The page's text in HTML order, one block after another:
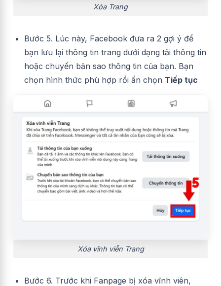
Xóa Trang
Bước 5. Lúc này, Facebook đưa ra 2 gợi ý để
bạn lưu lại thông tin trang dưới dạng tải thông tin
hoặc chuyển bản sao thông tin của bạn. Bạn
chọn hình thức phù hợp rồi ấn chọn Tiếp tục
Xóa vĩnh viễn Trang
Bước 6. Trước khi Fanpage bị xóa vĩnh viên,